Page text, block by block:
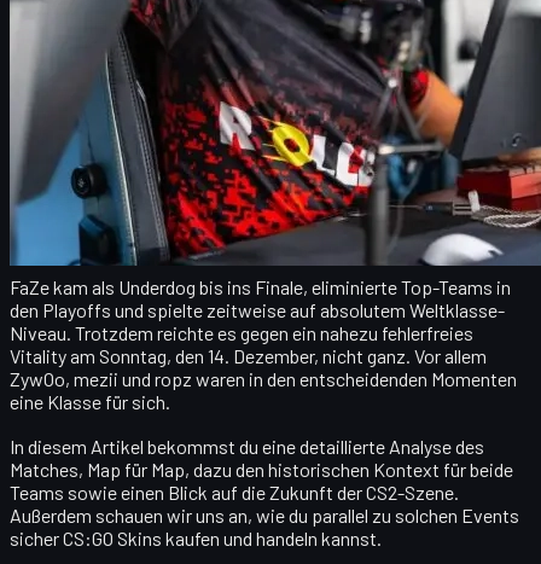
Vitality vs. FaZe beim Budapest Major 2025: Überblick
Das CS2 StarLadder Budapest Major 2025 hat geliefert: Team
Vitality
FaZe Clantrafen im Grand Final aufeinander – ein
Duell, das schon vor dem ersten Pistol Round Geschichte
geschrieben hat. Vitality ging als klarer Favorit ins Turnier, FaZe
wurde nach einer schwachen Saison 2025 von vielen schon in
Stage 1 abgeschrieben. Am Ende holt Vitality mit einem3:1im
Best-of-Five seinendritten Major-Titel insgesamt
zweiten
CS2-Major in Folge.
FaZe kam als Underdog bis ins Finale, eliminierte Top-Teams in
den Playoffs und spielte zeitweise auf absolutem Weltklasse-
Niveau. Trotzdem reichte es gegen ein nahezu fehlerfreies
Vitality am Sonntag, den 14. Dezember, nicht ganz. Vor allem
ZywOo, mezii und ropz waren in den entscheidenden Momenten
eine Klasse für sich.
In diesem Artikel bekommst du eine detaillierte Analyse des
Matches, Map für Map, dazu den historischen Kontext für beide
Teams sowie einen Blick auf die Zukunft der CS2-Szene.
Außerdem schauen wir uns an, wie du parallel zu solchen Events
sicherCS:GO Skins kaufen und handeln kannst.